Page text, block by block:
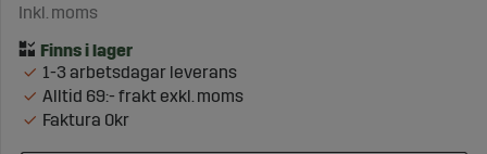
Inkl. moms
1-3 arbetsdagar leverans
Alltid 69:- frakt exkl. moms
Faktura 0kr